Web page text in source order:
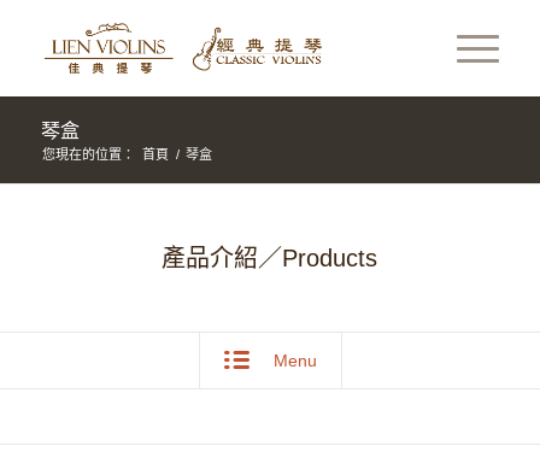
琴盒
您現在的位置： 首頁 / 琴盒
產品介紹／Products
Menu